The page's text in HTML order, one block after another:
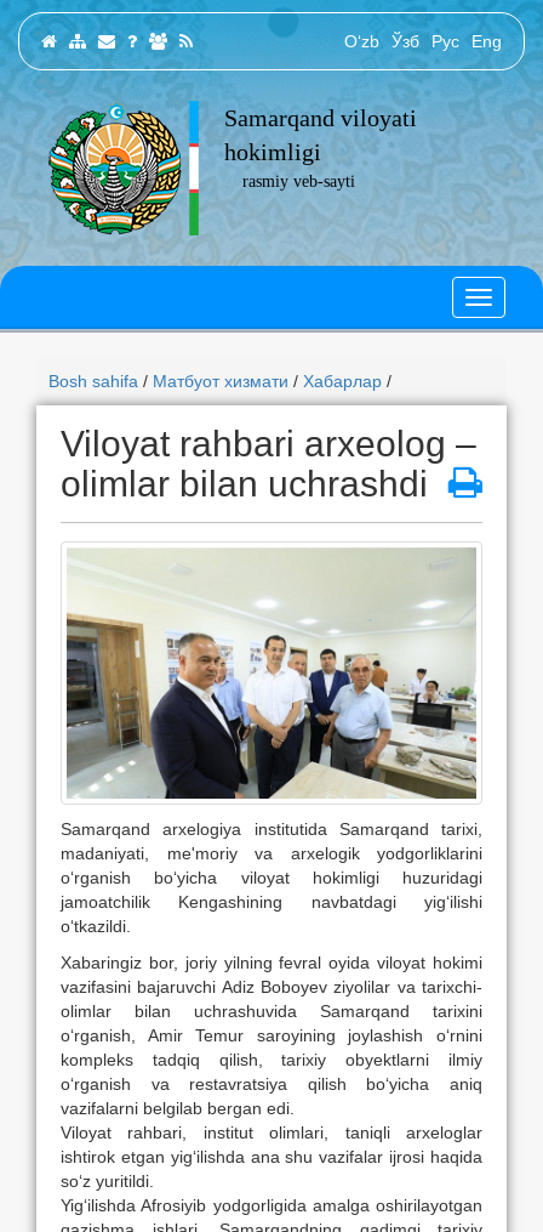
O‘zb Ўзб Рус Eng
Samarqand viloyati
hokimligi
rasmiy veb-sayti
Bosh sahifa / Матбуот хизмати / Хабарлар /
Viloyat rahbari arxeolog –
olimlar bilan uchrashdi
Samarqand arxelogiya institutida Samarqand tarixi,
madaniyati, me'moriy va arxelogik yodgorliklarini
o‘rganish bo‘yicha viloyat hokimligi huzuridagi
jamoatchilik Kengashining navbatdagi yig‘ilishi
o‘tkazildi.
Xabaringiz bor, joriy yilning fevral oyida viloyat hokimi
vazifasini bajaruvchi Adiz Boboyev ziyolilar va tarixchi-
olimlar bilan uchrashuvida Samarqand tarixini
o‘rganish, Amir Temur saroyining joylashish o‘rnini
kompleks tadqiq qilish, tarixiy obyektlarni ilmiy
o‘rganish va restavratsiya qilish bo‘yicha aniq
vazifalarni belgilab bergan edi.
Viloyat rahbari, institut olimlari, taniqli arxeloglar
ishtirok etgan yig‘ilishda ana shu vazifalar ijrosi haqida
so‘z yuritildi.
Yig‘ilishda Afrosiyib yodgorligida amalga oshirilayotgan